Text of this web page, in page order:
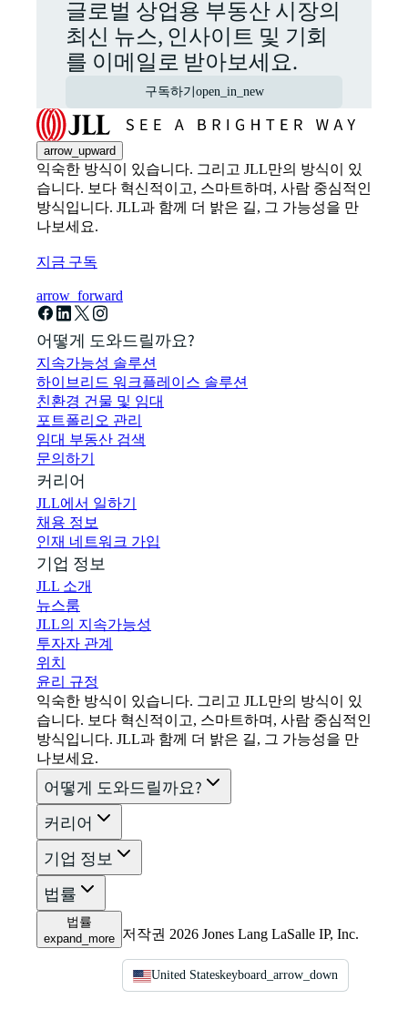
글로벌 상업용 부동산 시장의
최신 뉴스, 인사이트 및 기회
를 이메일로 받아보세요.
구독하기 open_in_new
arrow_upward
익숙한 방식이 있습니다. 그리고 JLL만의 방식이 있
습니다. 보다 혁신적이고, 스마트하며, 사람 중심적인
방식입니다. JLL과 함께 더 밝은 길, 그 가능성을 만
나보세요.
지금 구독
arrow_forward
어떻게 도와드릴까요?
지속가능성 솔루션
하이브리드 워크플레이스 솔루션
친환경 건물 및 임대
포트폴리오 관리
임대 부동산 검색
문의하기
커리어
JLL에서 일하기
채용 정보
인재 네트워크 가입
기업 정보
JLL 소개
뉴스룸
JLL의 지속가능성
투자자 관계
위치
윤리 규정
익숙한 방식이 있습니다. 그리고 JLL만의 방식이 있
습니다. 보다 혁신적이고, 스마트하며, 사람 중심적인
방식입니다. JLL과 함께 더 밝은 길, 그 가능성을 만
나보세요.
어떻게 도와드릴까요?
커리어
기업 정보
법률
법률
expand_more 저작권 2026 Jones Lang LaSalle IP, Inc.
United Stateskeyboard_arrow_down